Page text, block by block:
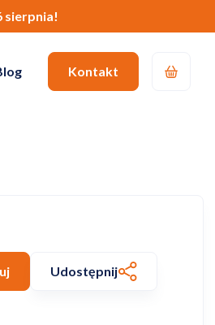
sierpnia!
Kontakt
Udostępnij